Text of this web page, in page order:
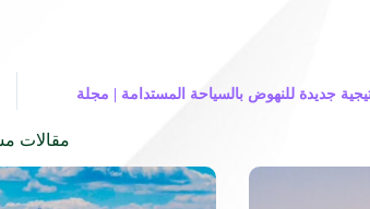
جديدة للنهوض بالسياحة المستدامة | مجلة
مقالات